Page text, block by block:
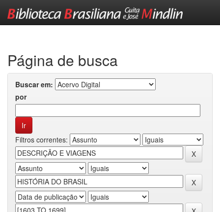
Página de busca
Buscar em:
por
Filtros correntes: